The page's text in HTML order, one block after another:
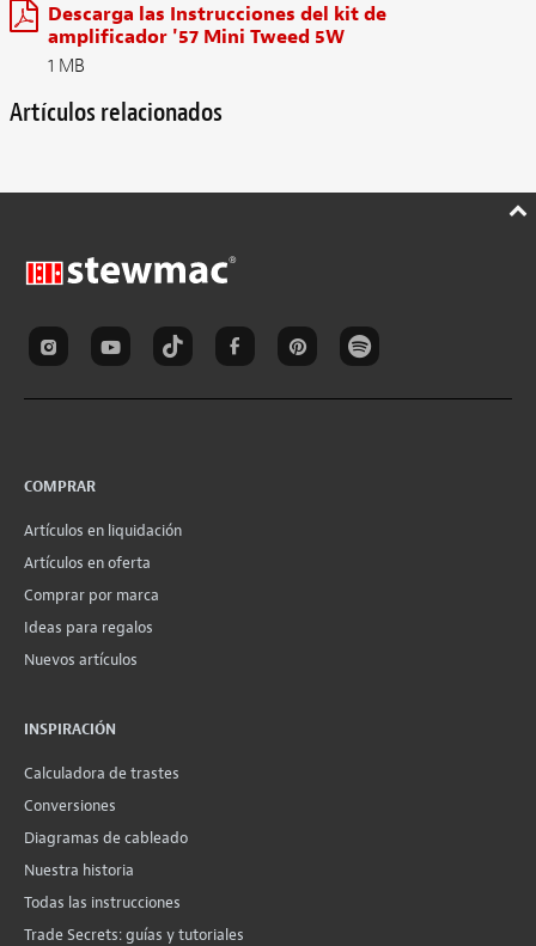
Descarga las Instrucciones del kit de
amplificador '57 Mini Tweed 5W
1 MB
Artículos relacionados
COMPRAR
Artículos en liquidación
Artículos en oferta
Comprar por marca
Ideas para regalos
Nuevos artículos
INSPIRACIÓN
Calculadora de trastes
Conversiones
Diagramas de cableado
Nuestra historia
Todas las instrucciones
Trade Secrets: guías y tutoriales